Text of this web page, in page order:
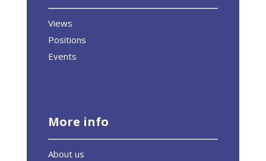
Views
Positions
Events
More info
About us